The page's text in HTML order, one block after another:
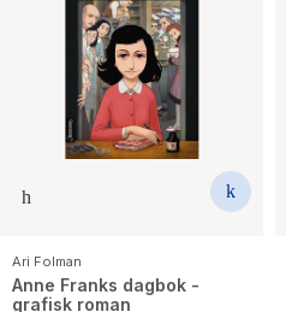
Ari Folman
Anne Franks dagbok -
grafisk roman